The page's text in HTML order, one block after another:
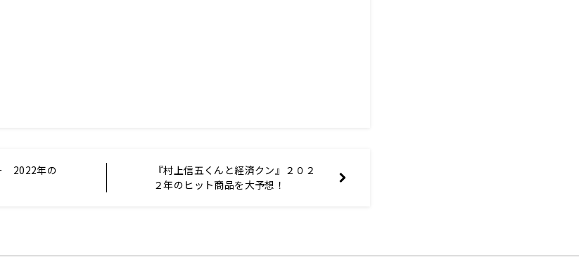
2022年の
『村上信五くんと経済クン』２０２
２年のヒット商品を大予想！